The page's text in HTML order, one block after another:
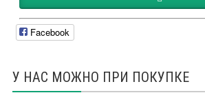
Facebook
У НАС МОЖНО ПРИ ПОКУПКЕ